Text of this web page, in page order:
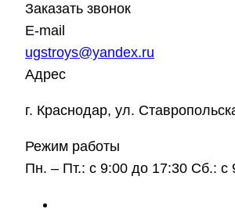
Заказать звонок
E-mail
ugstroys@yandex.ru
Адрес
г. Краснодар, ул.
Режим работы
Пн. – Пт.: с 9:00 до 17:30 Сб.: